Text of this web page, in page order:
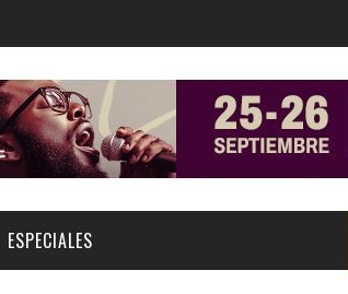
ESPECIALES